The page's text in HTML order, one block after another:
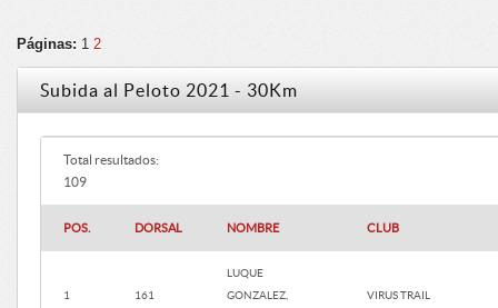
Páginas: 1 2
Subida al Peloto 2021 - 30Km
Total resultados:
109
POS. DORSAL NOMBRE CLUB
1 161
LUQUE
GONZALEZ,
VIRUS TRAIL